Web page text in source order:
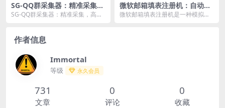
SG-QQ群采集器：精准采集，
高效管理
SG-QQ群采集器：精准采集，高效
微软邮箱填表注册机：自动化
注册的高效解决方案
微软邮箱填表注册机是一种模拟人
作者信息
Immortal
等级 永久会员
731
文章
0
评论
0
收藏